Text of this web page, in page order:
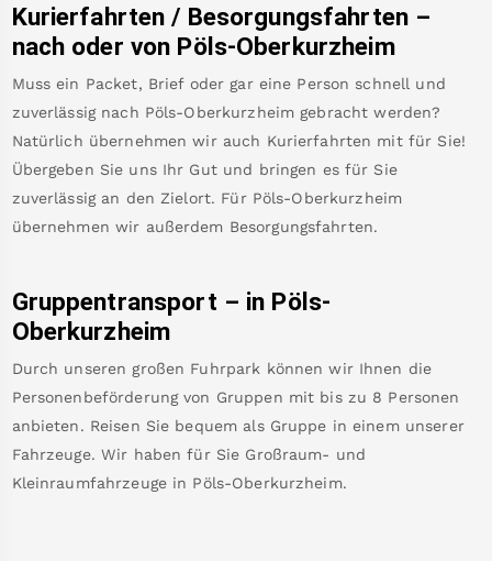
Kurierfahrten / Besorgungsfahrten –
nach oder von Pöls-Oberkurzheim
Muss ein Packet, Brief oder gar eine Person schnell und
zuverlässig nach Pöls-Oberkurzheim gebracht werden?
Natürlich übernehmen wir auch Kurierfahrten mit für Sie!
Übergeben Sie uns Ihr Gut und bringen es für Sie
zuverlässig an den Zielort. Für Pöls-Oberkurzheim
übernehmen wir außerdem Besorgungsfahrten.
Gruppentransport – in Pöls-
Oberkurzheim
Durch unseren großen Fuhrpark können wir Ihnen die
Personenbeförderung von Gruppen mit bis zu 8 Personen
anbieten. Reisen Sie bequem als Gruppe in einem unserer
Fahrzeuge. Wir haben für Sie Großraum- und
Kleinraumfahrzeuge in Pöls-Oberkurzheim.